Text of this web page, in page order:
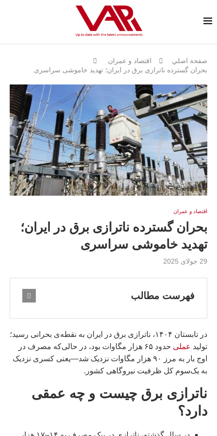
صفحة اصلي
اقتصاد و عمران
بحران گسترده ناترازی برق در ایران؛ تهدید خاموشی سراسری
اقتصاد و عمران
بحران گسترده ناترازی برق در ایران؛
تهدید خاموشی سراسری
29 جولای 2025
فهرست مطالب
در تابستان ۱۴۰۴، ناترازی برق در ایران به نقطه‌ی بحرانی رسید؛
تولید عملی
حدود ۶۵ هزار مگاوات بود، در حالی‌که مصرف در
اوج بار به مرز ۹۰ هزار مگاوات نزدیک شد—یعنی کسری نزدیک
به یک‌سوم کل ظرفیت نیروگاهی کشور.
ناترازی برق چیست و چه عمقی
دارد؟